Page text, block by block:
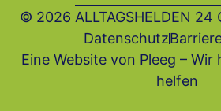
© 2026 ALLTAGSHELDEN 24
Datenschutz
Eine Website von Pleeg –
helfen